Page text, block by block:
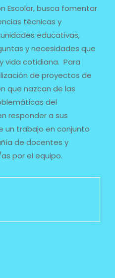
Escolar, busca fomentar
técnicas y
educativas,
y necesidades que
vida cotidiana. Para
de proyectos de
que nazcan de las
del
responder a sus
un trabajo en conjunto
de docentes y
por el equipo.